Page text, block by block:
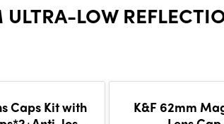
LOW
Kit with
K&F 62mm